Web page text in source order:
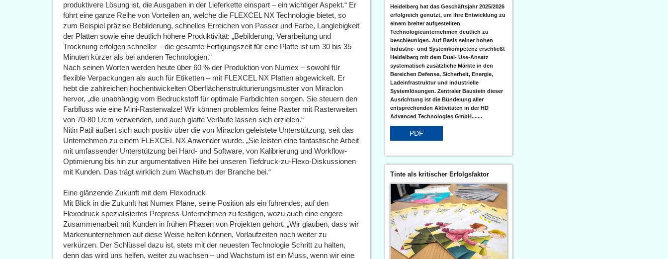
produktivere Lösung ist, die Ausgaben in der Lieferkette einspart – ein wichtiger Aspekt.“ Er
führt eine ganze Reihe von Vorteilen an, welche die FLEXCEL NX Technologie bietet, so
zum Beispiel präzise Bebilderung, schnelles Erreichen von Passer und Farbe, Langlebigkeit
der Platten sowie eine deutlich höhere Produktivität: „Bebilderung, Verarbeitung und
Trocknung erfolgen schneller – die gesamte Fertigungszeit für eine Platte ist um 30 bis 35
Minuten kürzer als bei anderen Technologien.“
Nach seinen Worten werden heute über 60 % der Produktion von Numex – sowohl für
flexible Verpackungen als auch für Etiketten – mit FLEXCEL NX Platten abgewickelt. Er
hebt die zahlreichen hochentwickelten Oberflächenstrukturierungsmuster von Miraclon
hervor, „die unabhängig vom Bedruckstoff für optimale Farbdichten sorgen. Sie steuern den
Farbfluss wie eine Mini-Rasterwalze! Wir können problemlos feine Raster mit Rasterweiten
von 70-80 L/cm verwenden, und auch glatte Verläufe lassen sich erzielen.“
Nitin Patil äußert sich auch positiv über die von Miraclon geleistete Unterstützung, seit das
Unternehmen zu einem FLEXCEL NX Anwender wurde. „Sie leisten eine fantastische Arbeit
mit umfassender Unterstützung bei Hard- und Software, von Kalibrierung und Workflow-
Optimierung bis hin zur argumentativen Hilfe bei unseren Tiefdruck-zu-Flexo-Diskussionen
mit Kunden. Das trägt wirklich zum Wachstum der Branche bei.“
Eine glänzende Zukunft mit dem Flexodruck
Mit Blick in die Zukunft hat Numex Pläne, seine Position als ein führendes, auf den
Flexodruck spezialisiertes Prepress-Unternehmen zu festigen, wozu auch eine engere
Zusammenarbeit mit Kunden in frühen Phasen von Projekten gehört. „Wir glauben, dass wir
Markenunternehmen auf diese Weise helfen können, Vorlaufzeiten noch weiter zu
verkürzen. Der Schlüssel dazu ist, stets mit der neuesten Technologie Schritt zu halten,
denn das wird uns helfen, weiter zu wachsen – und Wachstum ist ein Muss, wenn wir eine
Heidelberg hat das Geschäftsjahr 2025/2026
erfolgreich genutzt, um ihre Entwicklung zu
einem breiter aufgestellten
Technologieunternehmen deutlich zu
beschleunigen. Auf Basis seiner hohen
Industrie- und Systemkompetenz erschließt
Heidelberg mit dem Dual- Use-Ansatz
systematisch zusätzliche Märkte in den
Bereichen Defense, Sicherheit, Energie,
Ladeinfrastruktur und industrielle
Systemlösungen. Zentraler Baustein dieser
Ausrichtung ist die Bündelung aller
entsprechenden Aktivitäten in der HD
Advanced Technologies GmbH.......
PDF
Tinte als kritischer Erfolgsfaktor